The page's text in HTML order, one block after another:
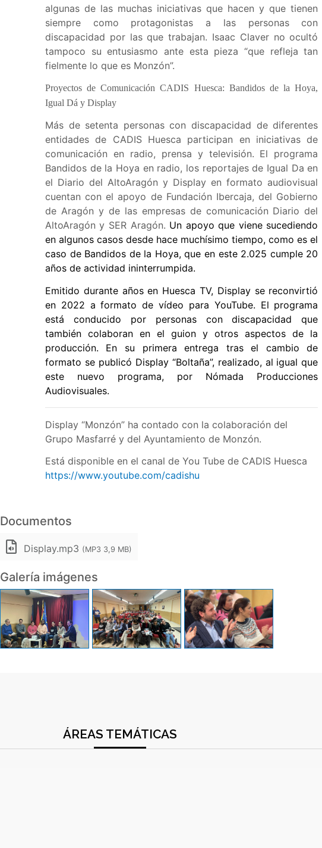
algunas de las muchas iniciativas que hacen y que tienen
siempre como protagonistas a las personas con
discapacidad por las que trabajan. Isaac Claver no ocultó
tampoco su entusiasmo ante esta pieza “que refleja tan
fielmente lo que es Monzón”.
Proyectos de Comunicación CADIS Huesca: Bandidos de la Hoya,
Igual Dá y Display
Más de setenta personas con discapacidad de diferentes
entidades de CADIS Huesca participan en iniciativas de
comunicación en radio, prensa y televisión. El programa
Bandidos de la Hoya en radio, los reportajes de Igual Da en
el Diario del AltoAragón y Display en formato audiovisual
cuentan con el apoyo de Fundación Ibercaja, del Gobierno
de Aragón y de las empresas de comunicación Diario del
AltoAragón y SER Aragón. Un apoyo que viene sucediendo
en algunos casos desde hace muchísimo tiempo, como es el
caso de Bandidos de la Hoya, que en este 2.025 cumple 20
años de actividad ininterrumpida.
Emitido durante años en Huesca TV, Display se reconvirtió
en 2022 a formato de vídeo para YouTube. El programa
está conducido por personas con discapacidad que
también colaboran en el guion y otros aspectos de la
producción. En su primera entrega tras el cambio de
formato se publicó Display “Boltaña”, realizado, al igual que
este nuevo programa, por Nómada Producciones
Audiovisuales.
Display “Monzón” ha contado con la colaboración del
Grupo Masfarré y del Ayuntamiento de Monzón.
Está disponible en el canal de You Tube de CADIS Huesca
https://www.youtube.com/cadishu
Documentos
Display.mp3 (MP3 3,9 MB)
Galería imágenes
ÁREAS TEMÁTICAS